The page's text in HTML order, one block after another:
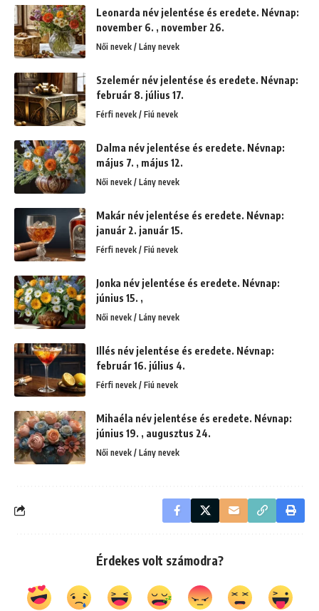
Leonarda név jelentése és eredete. Névnap:
november 6. , november 26.
Női nevek / Lány nevek
Szelemér név jelentése és eredete. Névnap:
február 8. július 17.
Férfi nevek / Fiú nevek
Dalma név jelentése és eredete. Névnap:
május 7. , május 12.
Női nevek / Lány nevek
Makár név jelentése és eredete. Névnap:
január 2. január 15.
Férfi nevek / Fiú nevek
Jonka név jelentése és eredete. Névnap:
június 15. ,
Női nevek / Lány nevek
Illés név jelentése és eredete. Névnap:
február 16. július 4.
Férfi nevek / Fiú nevek
Mihaéla név jelentése és eredete. Névnap:
június 19. , augusztus 24.
Női nevek / Lány nevek
Érdekes volt számodra?